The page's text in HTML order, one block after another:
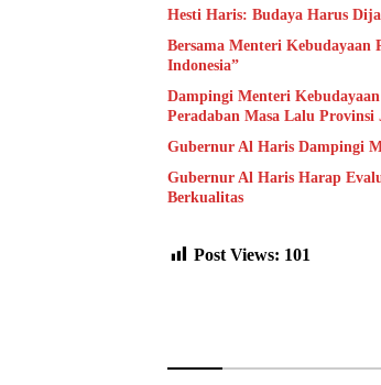
Hesti Haris: Budaya Harus
Bersama Menteri
Indonesia”
Dampingi Menteri
Peradaban Masa Lalu Provinsi
Gubernur Al Haris Dampingi
Gubernur Al Haris Harap
Berkualitas
Post Views: 101